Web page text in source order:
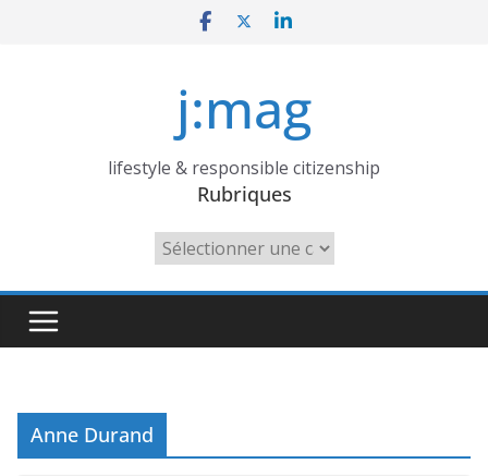
j:mag
lifestyle & responsible citizenship
Rubriques
Rubriques
Anne Durand